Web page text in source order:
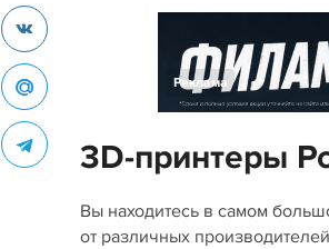
Реклама
3D-принтеры
Вы находитесь в самом
от различных